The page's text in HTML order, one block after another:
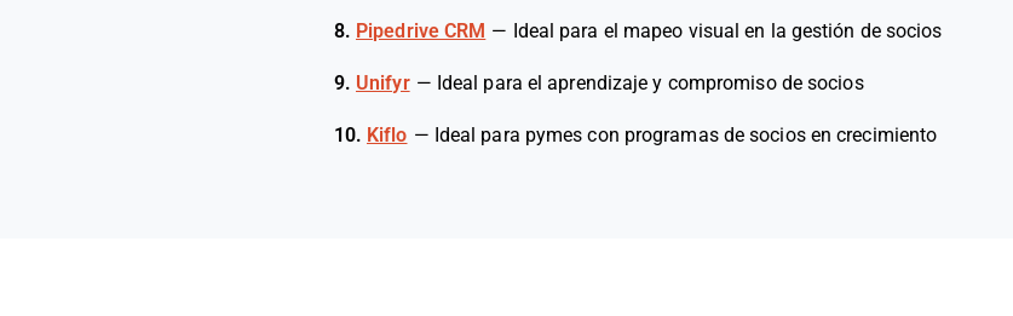
8. Pipedrive CRM — Ideal para el mapeo visual en la gestión de socios
9. Unifyr — Ideal para el aprendizaje y compromiso de socios
10. Kiflo — Ideal para pymes con programas de socios en crecimiento